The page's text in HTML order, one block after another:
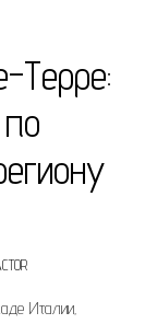
Терре:
Италии‚